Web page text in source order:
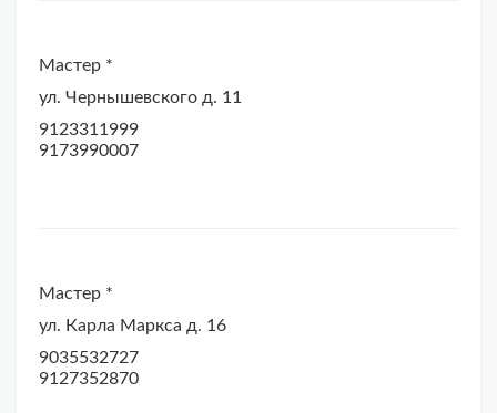
Мастер *
ул. Чернышевского д. 11
9123311999
9173990007
Мастер *
ул. Карла Маркса д. 16
9035532727
9127352870